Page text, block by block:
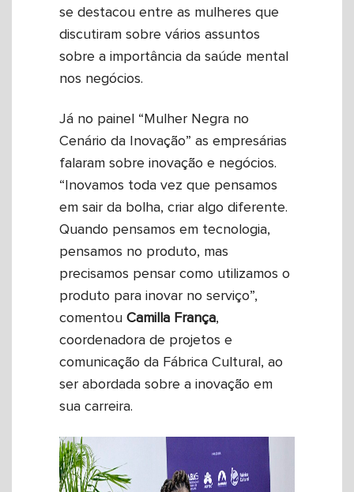
se destacou entre as mulheres que
discutiram sobre vários assuntos
sobre a importância da saúde mental
nos negócios.
Já no painel “Mulher Negra no
Cenário da Inovação” as empresárias
falaram sobre inovação e negócios.
“Inovamos toda vez que pensamos
em sair da bolha, criar algo diferente.
Quando pensamos em tecnologia,
pensamos no produto, mas
precisamos pensar como utilizamos o
produto para inovar no serviço”,
comentou Camilla França,
coordenadora de projetos e
comunicação da Fábrica Cultural, ao
ser abordada sobre a inovação em
sua carreira.